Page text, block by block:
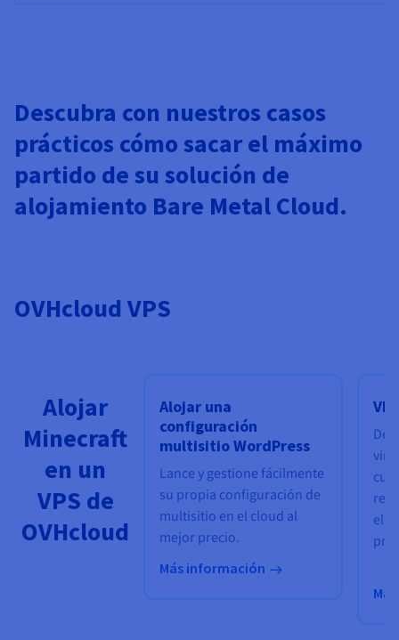
Descubra con nuestros casos
prácticos cómo sacar el máximo
partido de su solución de
alojamiento Bare Metal Cloud.
OVHcloud VPS
Alojar
Minecraft
en un
VPS de
OVHcloud
Alojar una
configuración
multisitio WordPress
Lance y gestione fácilmente
su propia configuración de
multisitio en el cloud al
mejor precio.
Más información
el